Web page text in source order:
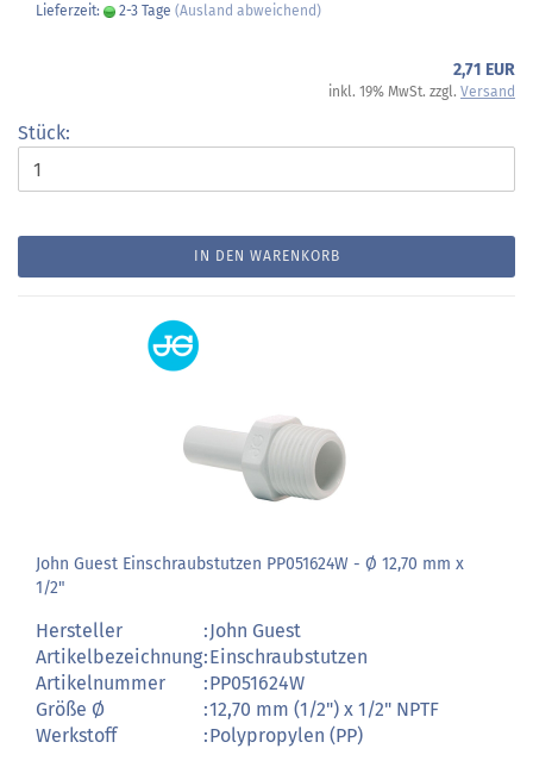
Lieferzeit: 2-3 Tage (Ausland abweichend)
2,71 EUR
inkl. 19% MwSt. zzgl. Versand
Stück:
IN DEN WARENKORB
John Guest Einschraubstutzen PP051624W - Ø 12,70 mm x
1/2"
Hersteller :John Guest
Artikelbezeichnung:Einschraubstutzen
Artikelnummer
:PP051624W
Größe Ø
:12,70 mm (1/2") x 1/2" NPTF
Werkstoff
:Polypropylen (PP)